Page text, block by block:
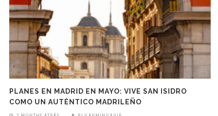
PLANES EN MADRID EN MAYO: VIVE SAN ISIDRO
COMO UN AUTÉNTICO MADRILEÑO